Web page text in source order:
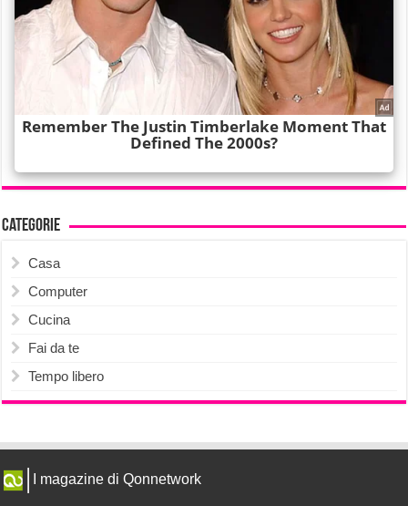
Categorie
Casa
Computer
Cucina
Fai da te
Tempo libero
I magazine di Qonnetwork